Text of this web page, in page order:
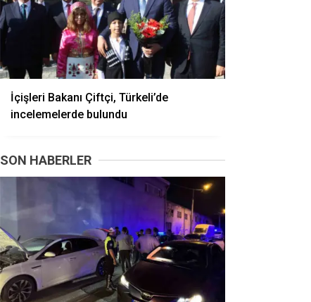
İçişleri Bakanı Çiftçi, Türkeli’de
incelemelerde bulundu
SON HABERLER